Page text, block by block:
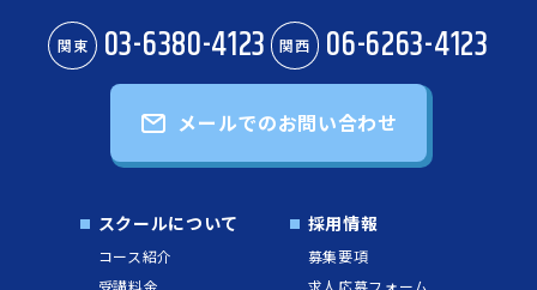
関東 03-6380-4123 関西 06-6263-4123
メールでのお問い合わせ
スクールについて
コース紹介
受講料金
採用情報
募集要項
求人応募フォーム